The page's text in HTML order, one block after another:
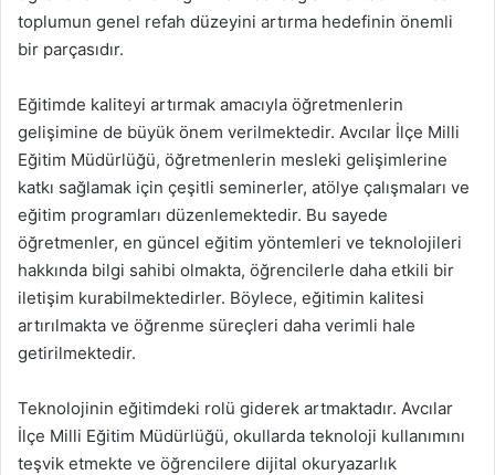
toplumun genel refah düzeyini artırma hedefinin önemli
bir parçasıdır.
Eğitimde kaliteyi artırmak amacıyla öğretmenlerin
gelişimine de büyük önem verilmektedir. Avcılar İlçe Milli
Eğitim Müdürlüğü, öğretmenlerin mesleki gelişimlerine
katkı sağlamak için çeşitli seminerler, atölye çalışmaları ve
eğitim programları düzenlemektedir. Bu sayede
öğretmenler, en güncel eğitim yöntemleri ve teknolojileri
hakkında bilgi sahibi olmakta, öğrencilerle daha etkili bir
iletişim kurabilmektedirler. Böylece, eğitimin kalitesi
artırılmakta ve öğrenme süreçleri daha verimli hale
getirilmektedir.
Teknolojinin eğitimdeki rolü giderek artmaktadır. Avcılar
İlçe Milli Eğitim Müdürlüğü, okullarda teknoloji kullanımını
teşvik etmekte ve öğrencilere dijital okuryazarlık